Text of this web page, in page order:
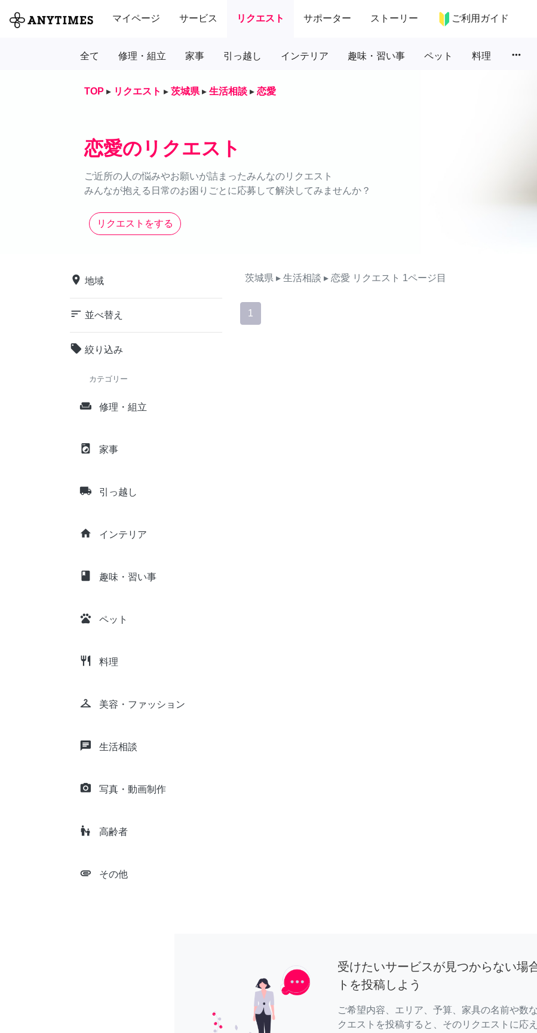
マイページ サービス リクエスト サポーター ストーリー ご利用ガイド
全て 修理・組立 家事 引っ越し インテリア 趣味・習い事 ペット 料理 more_horiz
TOP ▸ リクエスト ▸ 茨城県 ▸ 生活相談 ▸ 恋愛
恋愛のリクエスト
ご近所の人の悩みやお願いが詰まったみんなのリクエスト
みんなが抱える日常のお困りごとに応募して解決してみませんか？
リクエストをする
place 地域
sort 並べ替え
local_offer 絞り込み
カテゴリー
weekend 修理・組立
local_laundry_service 家事
local_shipping 引っ越し
home インテリア
class 趣味・習い事
pets ペット
restaurant 料理
checkroom 美容・ファッション
chat 生活相談
camera_alt 写真・動画制作
escalator_warning 高齢者
attachment その他
茨城県 ▸ 生活相談 ▸ 恋愛 リクエスト 1ページ目
1
受けたいサービスが見つからない場
トを投稿しよう
ご希望内容、エリア、予算、家具の名前や数
クエストを投稿すると、そのリクエストに応